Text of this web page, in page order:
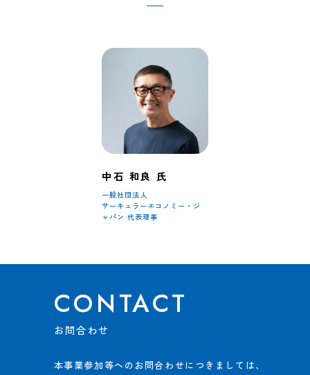
中石 和良 氏
一般社団法人
サーキュラーエコノミー・ジ
ャパン代表理事
お問合わせ
本事業参加等へのお問合わせにつきましては、